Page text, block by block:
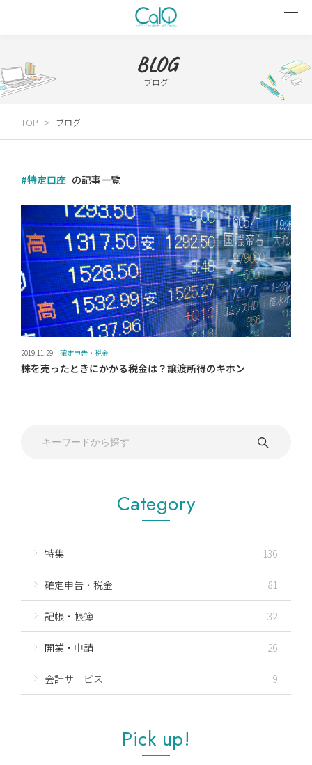
BLOG
ブログ
TOP ブログ
#特定口座 の記事一覧
2019.11.29 確定申告・税金
株を売ったときにかかる税金は？譲渡所得のキホン
Category
特集 136
確定申告・税金 81
記帳・帳簿 32
開業・申請 26
会計サービス 9
Pick up!